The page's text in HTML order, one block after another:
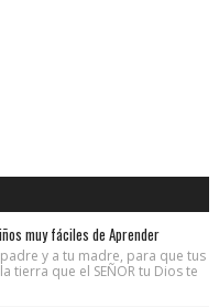
muy fáciles de Aprender
y a tu madre, para que tus
tierra que el SEÑOR tu Dios te